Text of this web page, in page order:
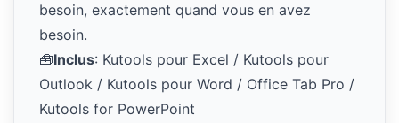
besoin, exactement quand vous en avez
besoin.
🧰Inclus: Kutools pour Excel / Kutools pour
Outlook / Kutools pour Word / Office Tab Pro /
Kutools for PowerPoint